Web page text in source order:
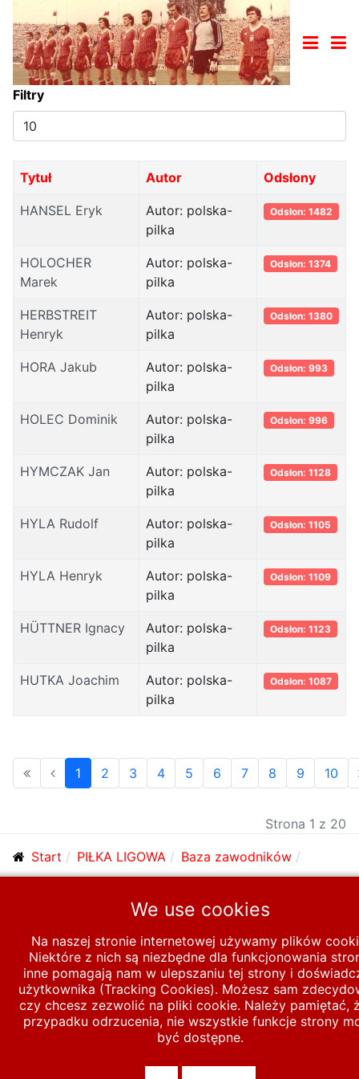
Filtry
Pokaż
#
Tytuł Autor Odsłony
HANSEL Eryk
Autor: polska-
pilka
Odsłon: 1482
HOLOCHER
Marek
Autor: polska-
pilka
Odsłon: 1374
HERBSTREIT
Henryk
Autor: polska-
pilka
Odsłon: 1380
HORA Jakub
Autor: polska-
pilka
Odsłon: 993
HOLEC Dominik
Autor: polska-
pilka
Odsłon: 996
HYMCZAK Jan
Autor: polska-
pilka
Odsłon: 1128
HYLA Rudolf
Autor: polska-
pilka
Odsłon: 1105
HYLA Henryk
Autor: polska-
pilka
Odsłon: 1109
HÜTTNER Ignacy
Autor: polska-
pilka
Odsłon: 1123
HUTKA Joachim
Autor: polska-
pilka
Odsłon: 1087
1 2 3 4 5 6 7 8 9 10
Strona 1 z 20
Start PIŁKA LIGOWA
Baza zawodników
© 2026 polska-pilka.pl|Tanie strony internetowe
All Rights
Reserved
We use cookies
Na naszej stronie internetowej używamy plików
Niektóre z nich są niezbędne dla funkcjonowania
inne pomagają nam w ulepszaniu tej strony i
użytkownika (Tracking Cookies). Możesz sam
czy chcesz zezwolić na pliki cookie. Należy pamiętać,
przypadku odrzucenia, nie wszystkie funkcje strony
być dostępne.